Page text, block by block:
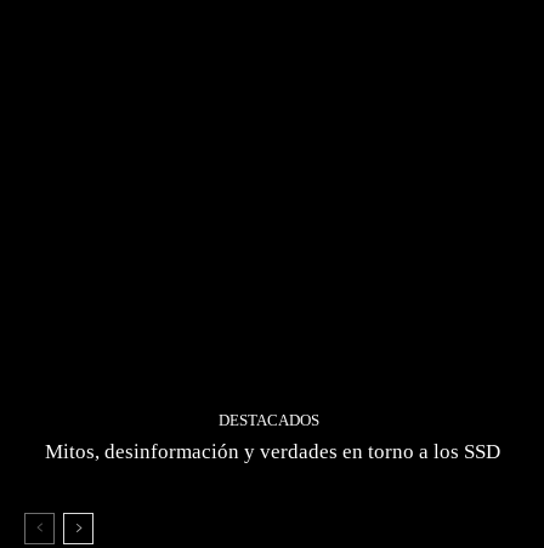
DESTACADOS
Mitos, desinformación y verdades en torno a los SSD